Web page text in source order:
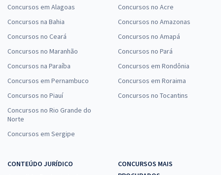
Concursos em Alagoas
Concursos na Bahia
Concursos no Ceará
Concursos no Maranhão
Concursos na Paraíba
Concursos em Pernambuco
Concursos no Piauí
Concursos no Rio Grande do
Norte
Concursos em Sergipe
Concursos no Acre
Concursos no Amazonas
Concursos no Amapá
Concursos no Pará
Concursos em Rondônia
Concursos em Roraima
Concursos no Tocantins
CONTEÚDO JURÍDICO
CONCURSOS MAIS